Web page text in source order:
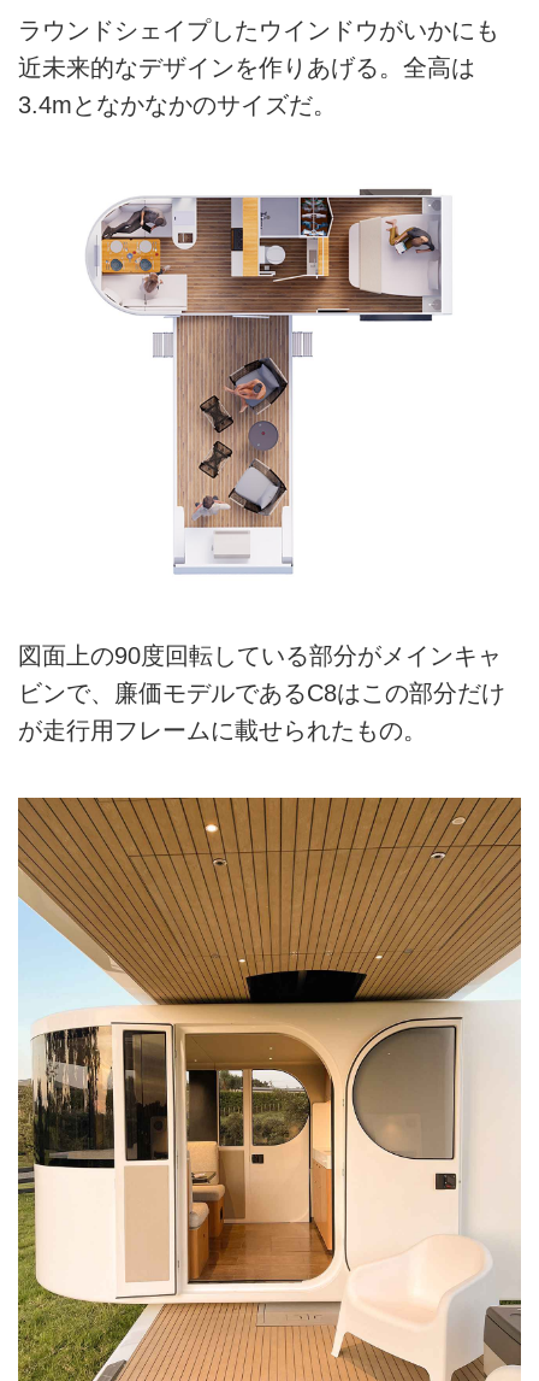
ラウンドシェイプしたウインドウがいかにも
近未来的なデザインを作りあげる。全高は
3.4mとなかなかのサイズだ。
図面上の90度回転している部分がメインキャ
ビンで、廉価モデルであるC8はこの部分だけ
が走行用フレームに載せられたもの。